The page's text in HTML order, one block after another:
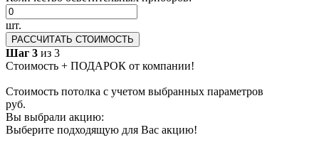
шт.
РАССЧИТАТЬ СТОИМОСТЬ
Шаг 3 из 3
Стоимость + ПОДАРОК от компании!
Стоимость потолка с учетом выбранных параметров
руб.
Вы выбрали акцию:
Выберите подходящую для Вас акцию!